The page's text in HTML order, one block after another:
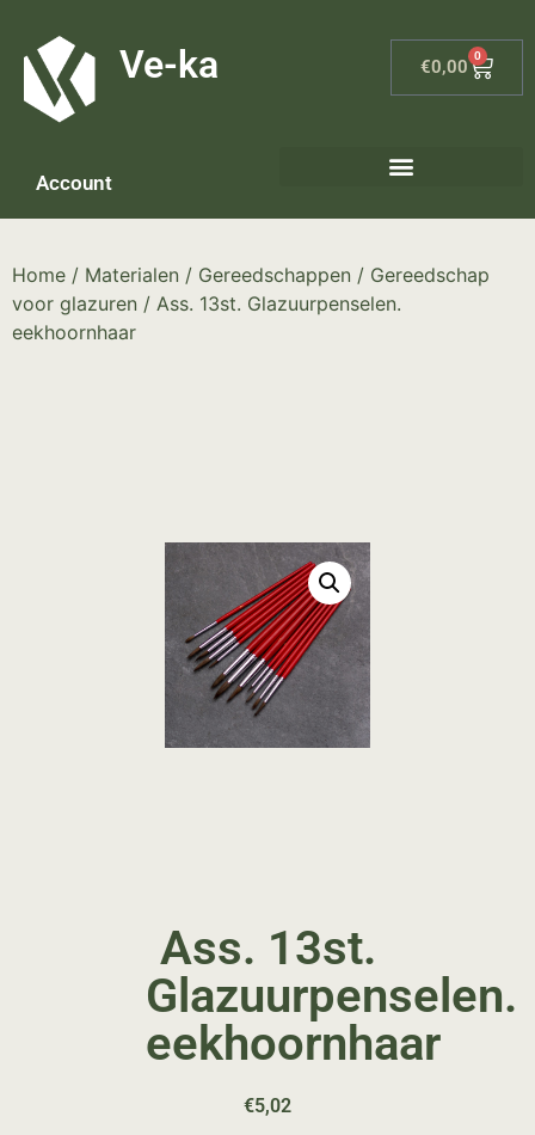
Ve-ka €0,00
0
Account
Home / Materialen / Gereedschappen / Gereedschap
voor glazuren / Ass. 13st. Glazuurpenselen.
eekhoornhaar
Ass. 13st.
Glazuurpenselen.
eekhoornhaar
€5,02